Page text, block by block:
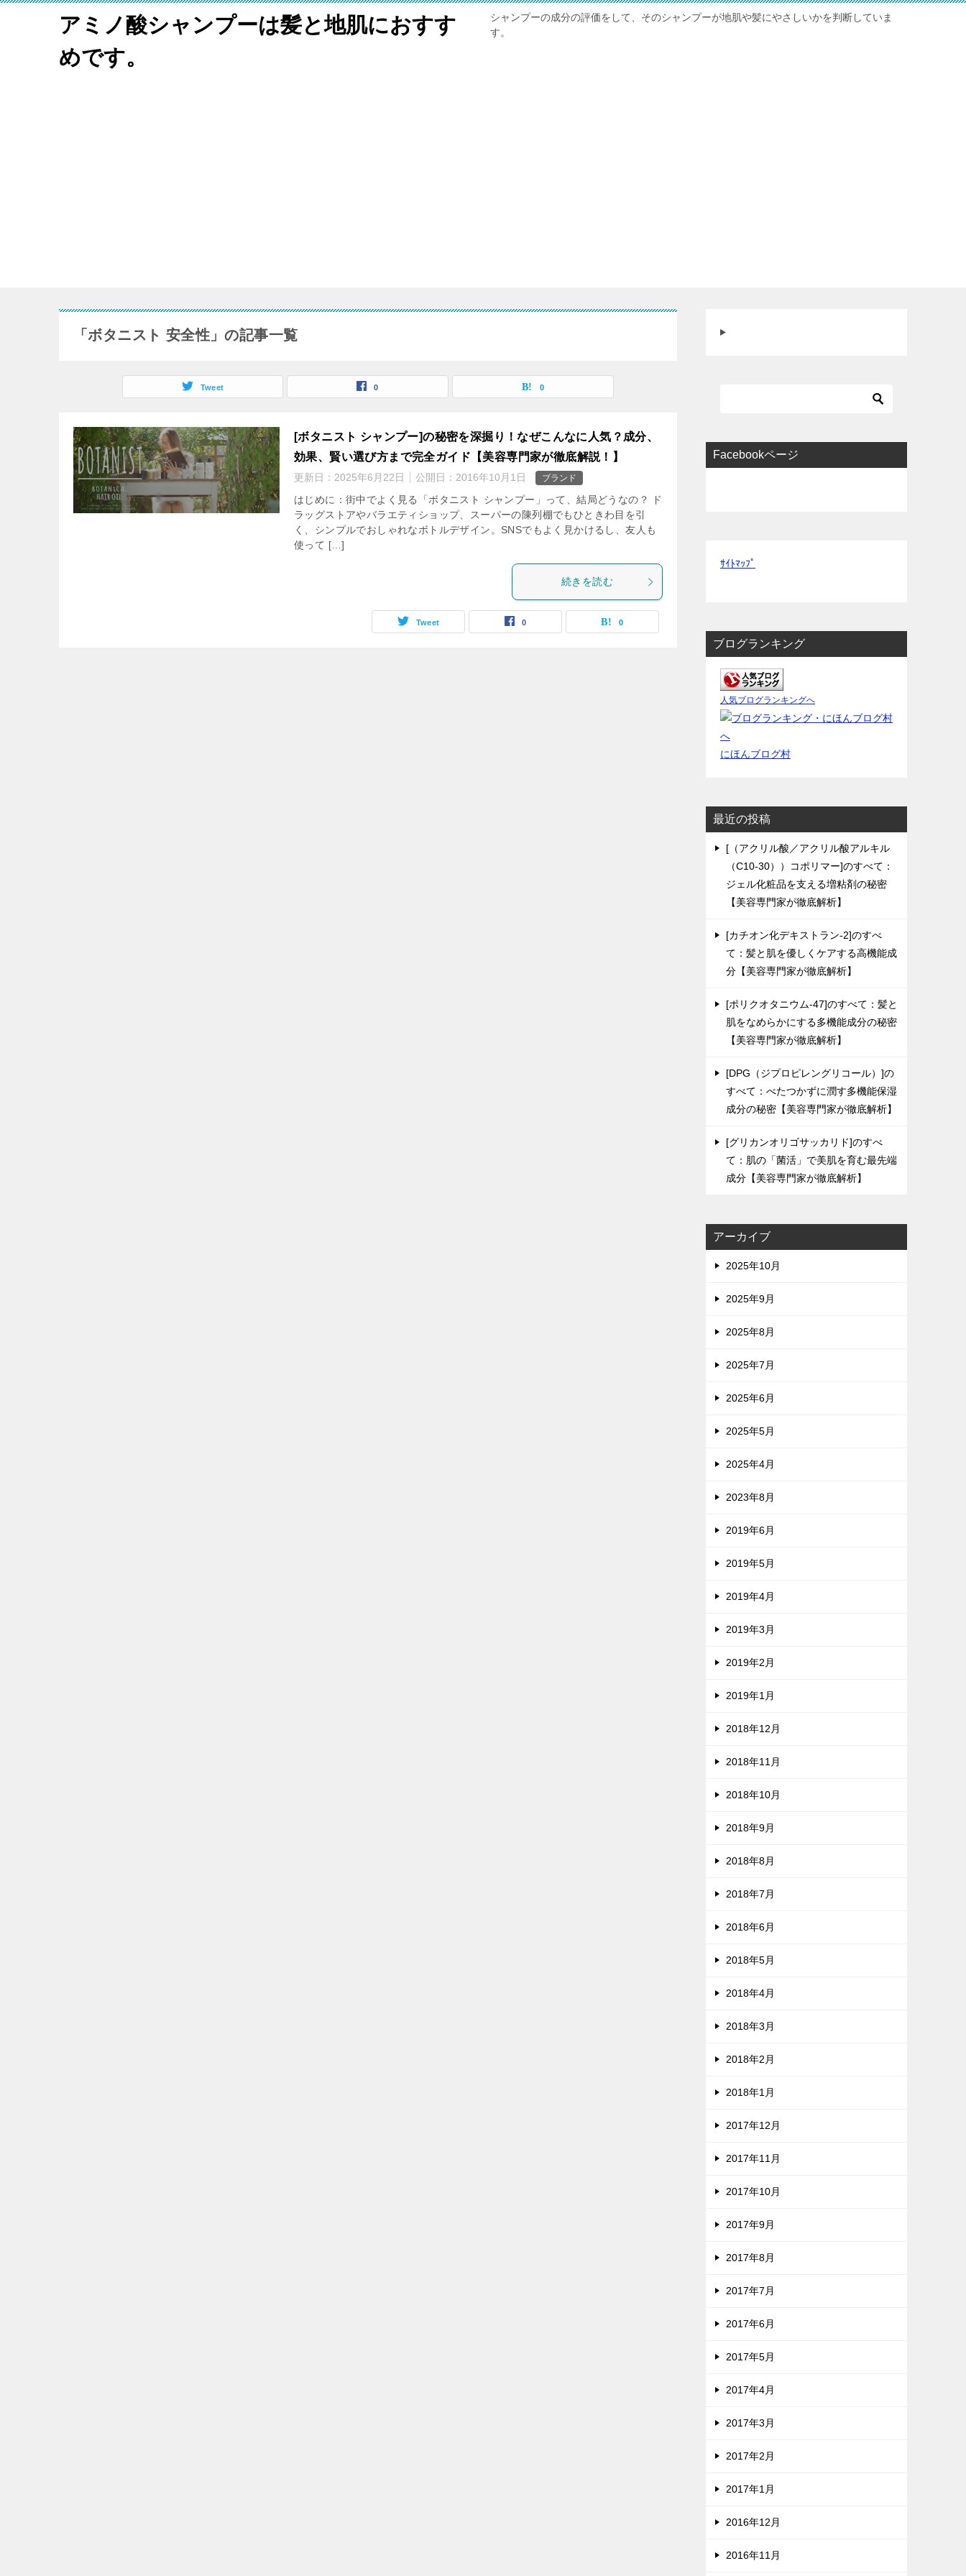
アミノ酸シャンプーは髪と地肌におすす
めです。
シャンプーの成分の評価をして、そのシャンプーが地肌や髪にやさしいかを判断していま
す。
「ボタニスト 安全性」の記事一覧
Tweet 0 0
[ボタニスト シャンプー]の秘密を深掘り！なぜこんなに人気？成分、
効果、賢い選び方まで完全ガイド【美容専門家が徹底解説！】
更新日： 2025年6月22日 公開日： 2016年10月1日 ブランド
はじめに：街中でよく見る「ボタニスト シャンプー」って、結局どうなの？ ド
ラッグストアやバラエティショップ、スーパーの陳列棚でもひときわ目を引
く、シンプルでおしゃれなボトルデザイン。SNSでもよく見かけるし、友人も
使って […]
続きを読む
Tweet 0 0
Facebookページ
ｻｲﾄﾏｯﾌﾟ
ブログランキング
人気ブログランキングへ
にほんブログ村
最近の投稿
[（アクリル酸／アクリル酸アルキル
（C10-30））コポリマー]のすべて：
ジェル化粧品を支える増粘剤の秘密
【美容専門家が徹底解析】
[カチオン化デキストラン-2]のすべ
て：髪と肌を優しくケアする高機能成
分【美容専門家が徹底解析】
[ポリクオタニウム-47]のすべて：髪と
肌をなめらかにする多機能成分の秘密
【美容専門家が徹底解析】
[DPG（ジプロピレングリコール）]の
すべて：べたつかずに潤す多機能保湿
成分の秘密【美容専門家が徹底解析】
[グリカンオリゴサッカリド]のすべ
て：肌の「菌活」で美肌を育む最先端
成分【美容専門家が徹底解析】
アーカイブ
2025年10月
2025年9月
2025年8月
2025年7月
2025年6月
2025年5月
2025年4月
2023年8月
2019年6月
2019年5月
2019年4月
2019年3月
2019年2月
2019年1月
2018年12月
2018年11月
2018年10月
2018年9月
2018年8月
2018年7月
2018年6月
2018年5月
2018年4月
2018年3月
2018年2月
2018年1月
2017年12月
2017年11月
2017年10月
2017年9月
2017年8月
2017年7月
2017年6月
2017年5月
2017年4月
2017年3月
2017年2月
2017年1月
2016年12月
2016年11月